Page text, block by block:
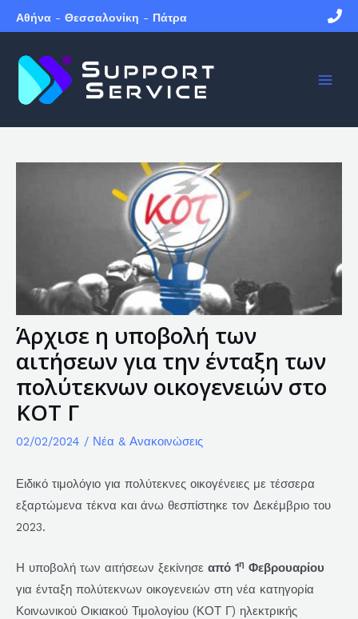
to
content
Αθήνα - Θεσσαλονίκη - Πάτρα
Άρχισε η υποβολή των
αιτήσεων για την ένταξη των
πολύτεκνων οικογενειών στο
ΚΟΤ Γ
02/02/2024 / Νέα & Ανακοινώσεις
Ειδικό τιμολόγιο για πολύτεκνες οικογένειες με τέσσερα
εξαρτώμενα τέκνα και άνω θεσπίστηκε τον Δεκέμβριο του
2023.
Η υποβολή των αιτήσεων ξεκίνησε από 1η Φεβρουαρίου
για ένταξη πολύτεκνων οικογενειών στη νέα κατηγορία
Κοινωνικού Οικιακού Τιμολογίου (ΚΟΤ Γ) ηλεκτρικής
Post
navigation
S
e
a
c
h